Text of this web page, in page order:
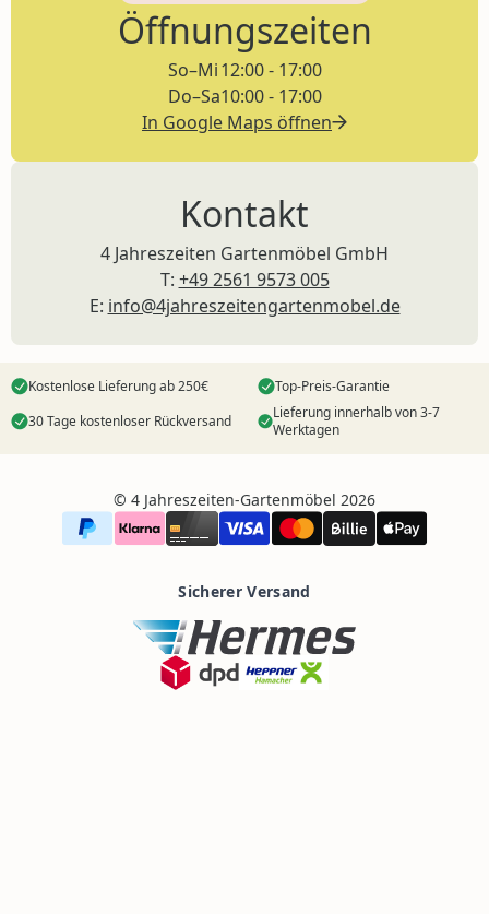
Öffnungszeiten
So–Mi
Do–Sa
12:00 - 17:00
10:00 - 17:00
In Google Maps öffnen
Kontakt
4 Jahreszeiten Gartenmöbel GmbH
T: +49 2561 9573 005
E: info@4jahreszeitengartenmobel.de
Kostenlose Lieferung ab 250€
Top-Preis-Garantie
30 Tage kostenloser Rückversand
Lieferung innerhalb von 3-7
Werktagen
©️ 4 Jahreszeiten-Gartenmöbel 2026
Sicherer Versand